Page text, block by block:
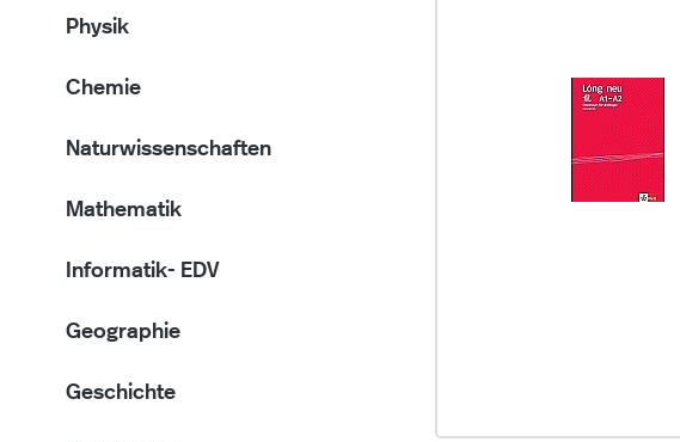
Physik
Chemie
Naturwissenschaften
Mathematik
Informatik- EDV
Geographie
Geschichte